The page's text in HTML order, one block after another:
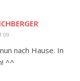
nach Hause. In
^^